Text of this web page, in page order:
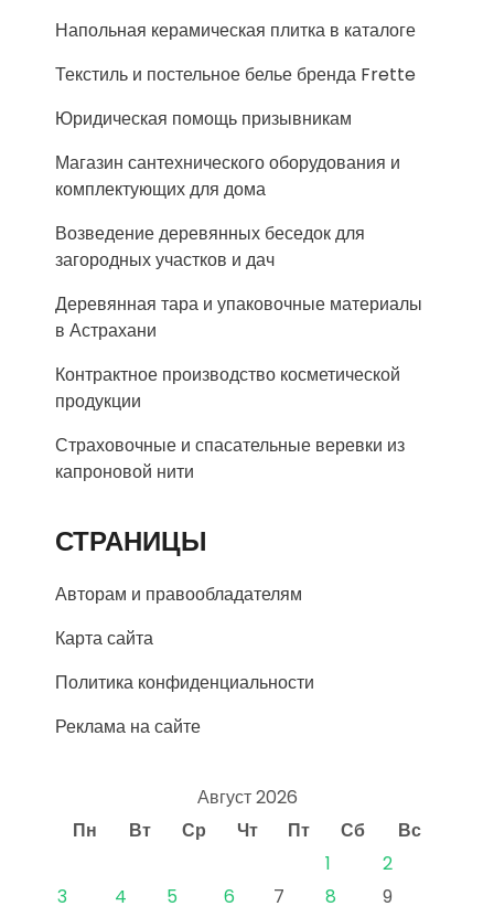
Напольная керамическая плитка в каталоге
Текстиль и постельное белье бренда Frette
Юридическая помощь призывникам
Магазин сантехнического оборудования и
комплектующих для дома
Возведение деревянных беседок для
загородных участков и дач
Деревянная тара и упаковочные материалы
в Астрахани
Контрактное производство косметической
продукции
Страховочные и спасательные веревки из
капроновой нити
СТРАНИЦЫ
Авторам и правообладателям
Карта сайта
Политика конфиденциальности
Реклама на сайте
Август 2026
Пн
Вт Ср Чт Пт Сб
Вс
1
2
3
4 5 6 7 8 9